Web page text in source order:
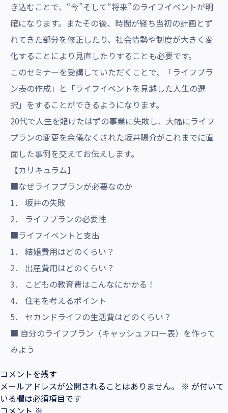
き込むことで、“今”そして“将来”のライフイベントが明
確になります。またその後、時間が経ち当初の計画とず
れてきた部分を修正したり、社会情勢や制度が大きく変
化することにより見直したりすることも必要です。
このセミナーを受講していただくことで、「ライフプラ
ン表の作成」と「ライフイベントを見越した人生の選
択」をすることができるようになります。
20代で人生を賭けたはずの事業に失敗し、大幅にライフ
プランの変更を余儀なくされた坂井陽介がこれまでに直
面した事例を交えてお伝えします。
【カリキュラム】
■なぜライフプランが必要なのか
1． 坂井の失敗
2． ライフプランの必要性
■ライフイベントと支出
1． 結婚費用はどのくらい？
2． 出産費用はどのくらい？
3． こどもの教育費はこんなにかかる！
4． 住宅を考えるポイント
5． セカンドライフの生活費はどのくらい？
■ 自分のライフプラン（キャッシュフロー表）を作って
みよう
コメントを残す
メールアドレスが公開されることはありません。
※ が付いて
いる欄は必須項目です
コメント ※